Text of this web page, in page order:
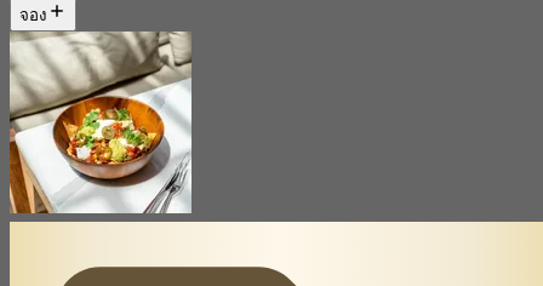
จอง